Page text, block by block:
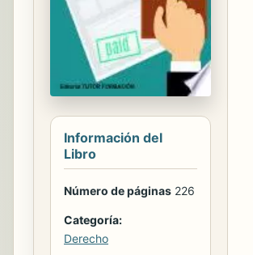
Información del
Libro
Número de páginas 226
Categoría:
Derecho